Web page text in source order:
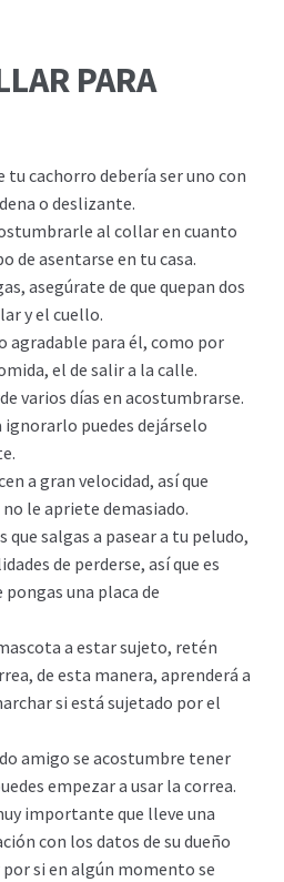
PARA
tu cachorro debería ser uno con
o deslizante.
al collar en cuanto
de asentarse en tu casa.
asegúrate de que quepan dos
y el cuello.
agradable para él, como por
el de salir a la calle.
varios días en acostumbrarse.
ignorarlo puedes dejárselo
a gran velocidad, así que
le apriete demasiado.
que salgas a pasear a tu peludo,
de perderse, así que es
una placa de
a estar sujeto, retén
de esta manera, aprenderá a
si está sujetado por el
amigo se acostumbre tener
empezar a usar la correa.
importante que lleve una
con los datos de su dueño
si en algún momento se